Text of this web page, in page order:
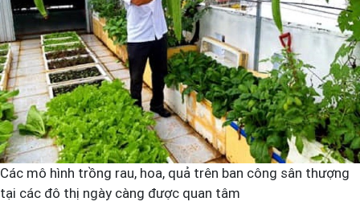
Các mô hình trồng rau, hoa, quả trên ban công sân thượng
tại các đô thị ngày càng được quan tâm